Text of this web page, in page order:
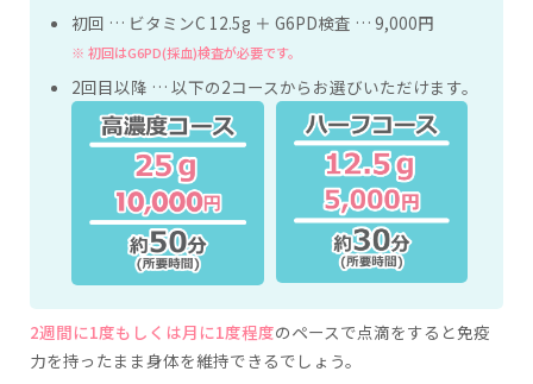
初回 … ビタミンC 12.5g ＋ G6PD検査 … 9,000円
※ 初回はG6PD(採血)検査が必要です。
2回目以降 … 以下の2コースからお選びいただけます。
2週間に1度もしくは月に1度程度のペースで点滴をすると免疫
力を持ったまま身体を維持できるでしょう。